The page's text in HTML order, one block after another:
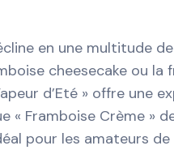
en une multitude
cheesecake ou la
d’Eté » offre une
Framboise Crème »
pour les amateurs de